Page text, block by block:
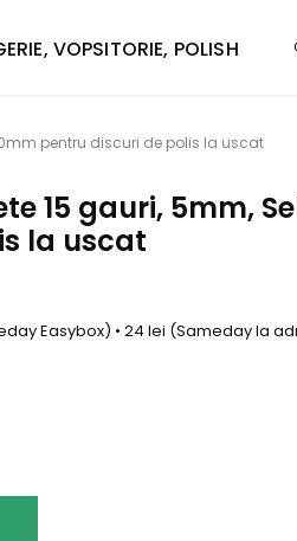
VOPSITORIE, POLISH
pentru discuri de polis la uscat
15 gauri, 5mm,
la uscat
Easybox) • 24 lei (Sameday la